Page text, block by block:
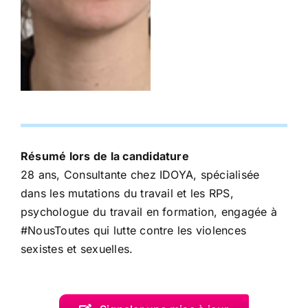
Résumé lors de la candidature
28 ans, Consultante chez IDOYA, spécialisée
dans les mutations du travail et les RPS,
psychologue du travail en formation, engagée à
#NousToutes qui lutte contre les violences
sexistes et sexuelles.